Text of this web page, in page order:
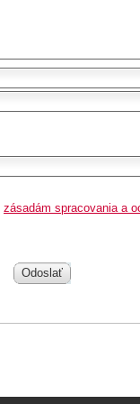
zásadám spracovania a
Odoslať